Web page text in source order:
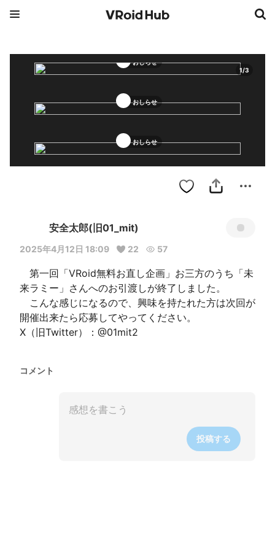
1/3
おしらせ
おしらせ
おしらせ
安全太郎(旧01_mit)
2025年4月12日 18:09 22 57
第一回「VRoid無料お直し企画」お三方のうち「未
来ラミー」さんへのお引渡しが終了しました。
こんな感じになるので、興味を持たれた方は次回が
開催出来たら応募してやってください。
X（旧Twitter）：@01mit2
コメント
投稿する